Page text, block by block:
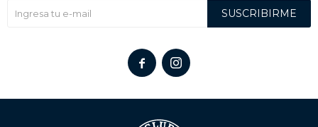
SUSCRIBIRME
 